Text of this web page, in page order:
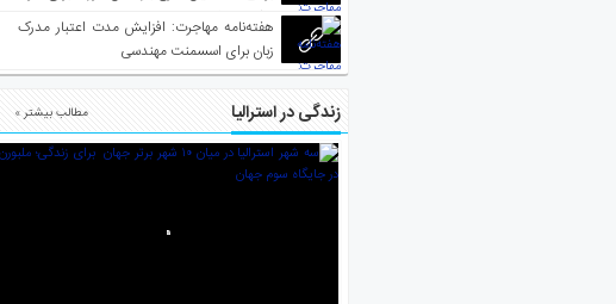
واکسینه شده
هفته‌نامه مهاجرت: افزایش مدت اعتبار مدرک
زبان برای اسسمنت مهندسی
زندگی در استرالیا مطالب بیشتر »